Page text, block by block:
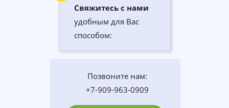
Свяжитесь с нами
удобным для Вас
способом:
Позвоните нам:
+7-909-963-0909